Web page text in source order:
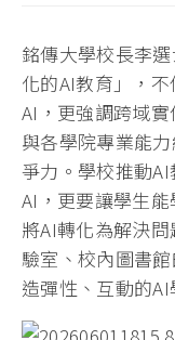
銘傳大學校長李
化的AI教育」，
AI，更強調跨域
與各學院專業能
爭力。學校推動
AI，更要讓學生
將AI轉化為解決
驗室、校內圖書
造彈性、互動的AI